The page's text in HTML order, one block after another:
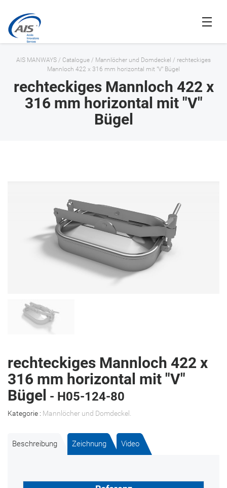
AIS MANWAYS / Catalogue / Mannlöcher und Domdeckel / rechteckiges
Mannloch 422 x 316 mm horizontal mit "V" Bügel
rechteckiges Mannloch 422 x
316 mm horizontal mit "V"
Bügel
rechteckiges Mannloch 422 x
316 mm horizontal mit "V"
Bügel - H05-124-80
Kategorie : Mannlöcher und Domdeckel
Beschreibung Zeichnung Video